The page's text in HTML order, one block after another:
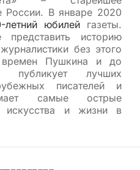
России. В январе 2020
юбилей газеты.
историю
без этого
Пушкина и до
лучших
писателей и
самые острые
искусства и жизни в